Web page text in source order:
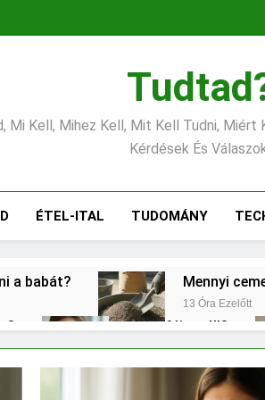
Mi Kell, Mihez Kell, Mit Kell Tudni, Miért
Kérdések És
ÉTEL-ITAL TUDOMÁNY
a babát? Mennyi
13 Óra Ezelőtt
Miért fáj a váll?
2 Nap Ezelőtt
Mit jelent a
3 Nap Ezelőtt